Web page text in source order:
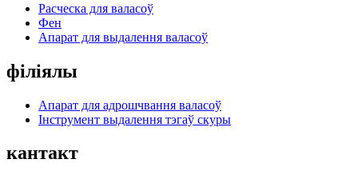
Расческа для валасоў
Фен
Апарат для выдалення валасоў
філіялы
Апарат для адрошчвання валасоў
Інструмент выдалення тэгаў скуры
кантакт